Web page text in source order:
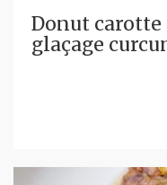
Donut carotte
glaçage